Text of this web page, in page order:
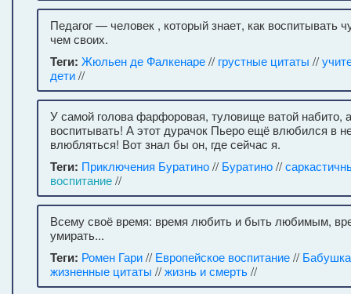
Педагог — человек , который знает, как воспитывать
чем своих.
Теги: Жюльен де Фалкенаре// грустные цитаты //
дети//
У самой голова фарфоровая, туловище ватой
воспитывать! А этот дурачок Пьеро ещё влюбился в
влюбляться! Вот знал бы он, где сейчас я.
Теги: Приключения Буратино// Буратино//
воспитание//
Всему своё время: время любить и быть любимым,
умирать...
Теги: Ромен Гари// Европейское воспитание//
жизненные цитаты //жизнь и смерть//